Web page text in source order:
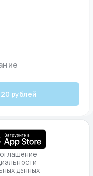
рублей
данных